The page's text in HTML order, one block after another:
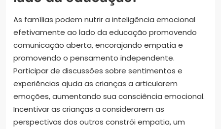
As famílias podem nutrir a inteligência emocional
efetivamente ao lado da educação promovendo
comunicação aberta, encorajando empatia e
promovendo o pensamento independente.
Participar de discussões sobre sentimentos e
experiências ajuda as crianças a articularem
emoções, aumentando sua consciência emocional.
Incentivar as crianças a considerarem as
perspectivas dos outros constrói empatia, um